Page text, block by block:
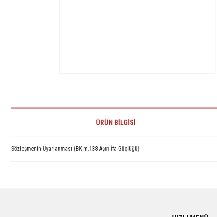
ÜRÜN BILGISI
Sözleşmenin Uyarlanması (BK m.138-Aşırı İfa Güçlüğü)